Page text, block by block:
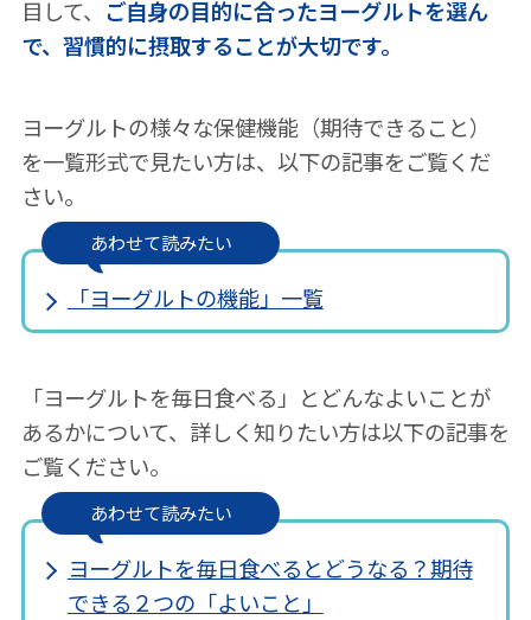
目して、 ご自身の目的に合ったヨーグルトを選ん
で、習慣的に摂取することが大切です。
ヨーグルトの様々な保健機能（期待できること）
を一覧形式で見たい方は、以下の記事をご覧くだ
さい。
あわせて読みたい
「ヨーグルトの機能」一覧
「ヨーグルトを毎日食べる」とどんなよいことが
あるかについて、詳しく知りたい方は以下の記事を
ご覧ください。
あわせて読みたい
ヨーグルトを毎日食べるとどうなる？期待
できる２つの「よいこと」